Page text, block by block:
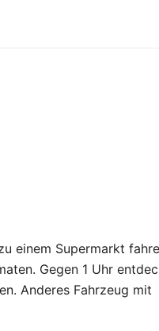
einem Supermarkt
Gegen 1 Uhr
Anderes Fahrzeug mit